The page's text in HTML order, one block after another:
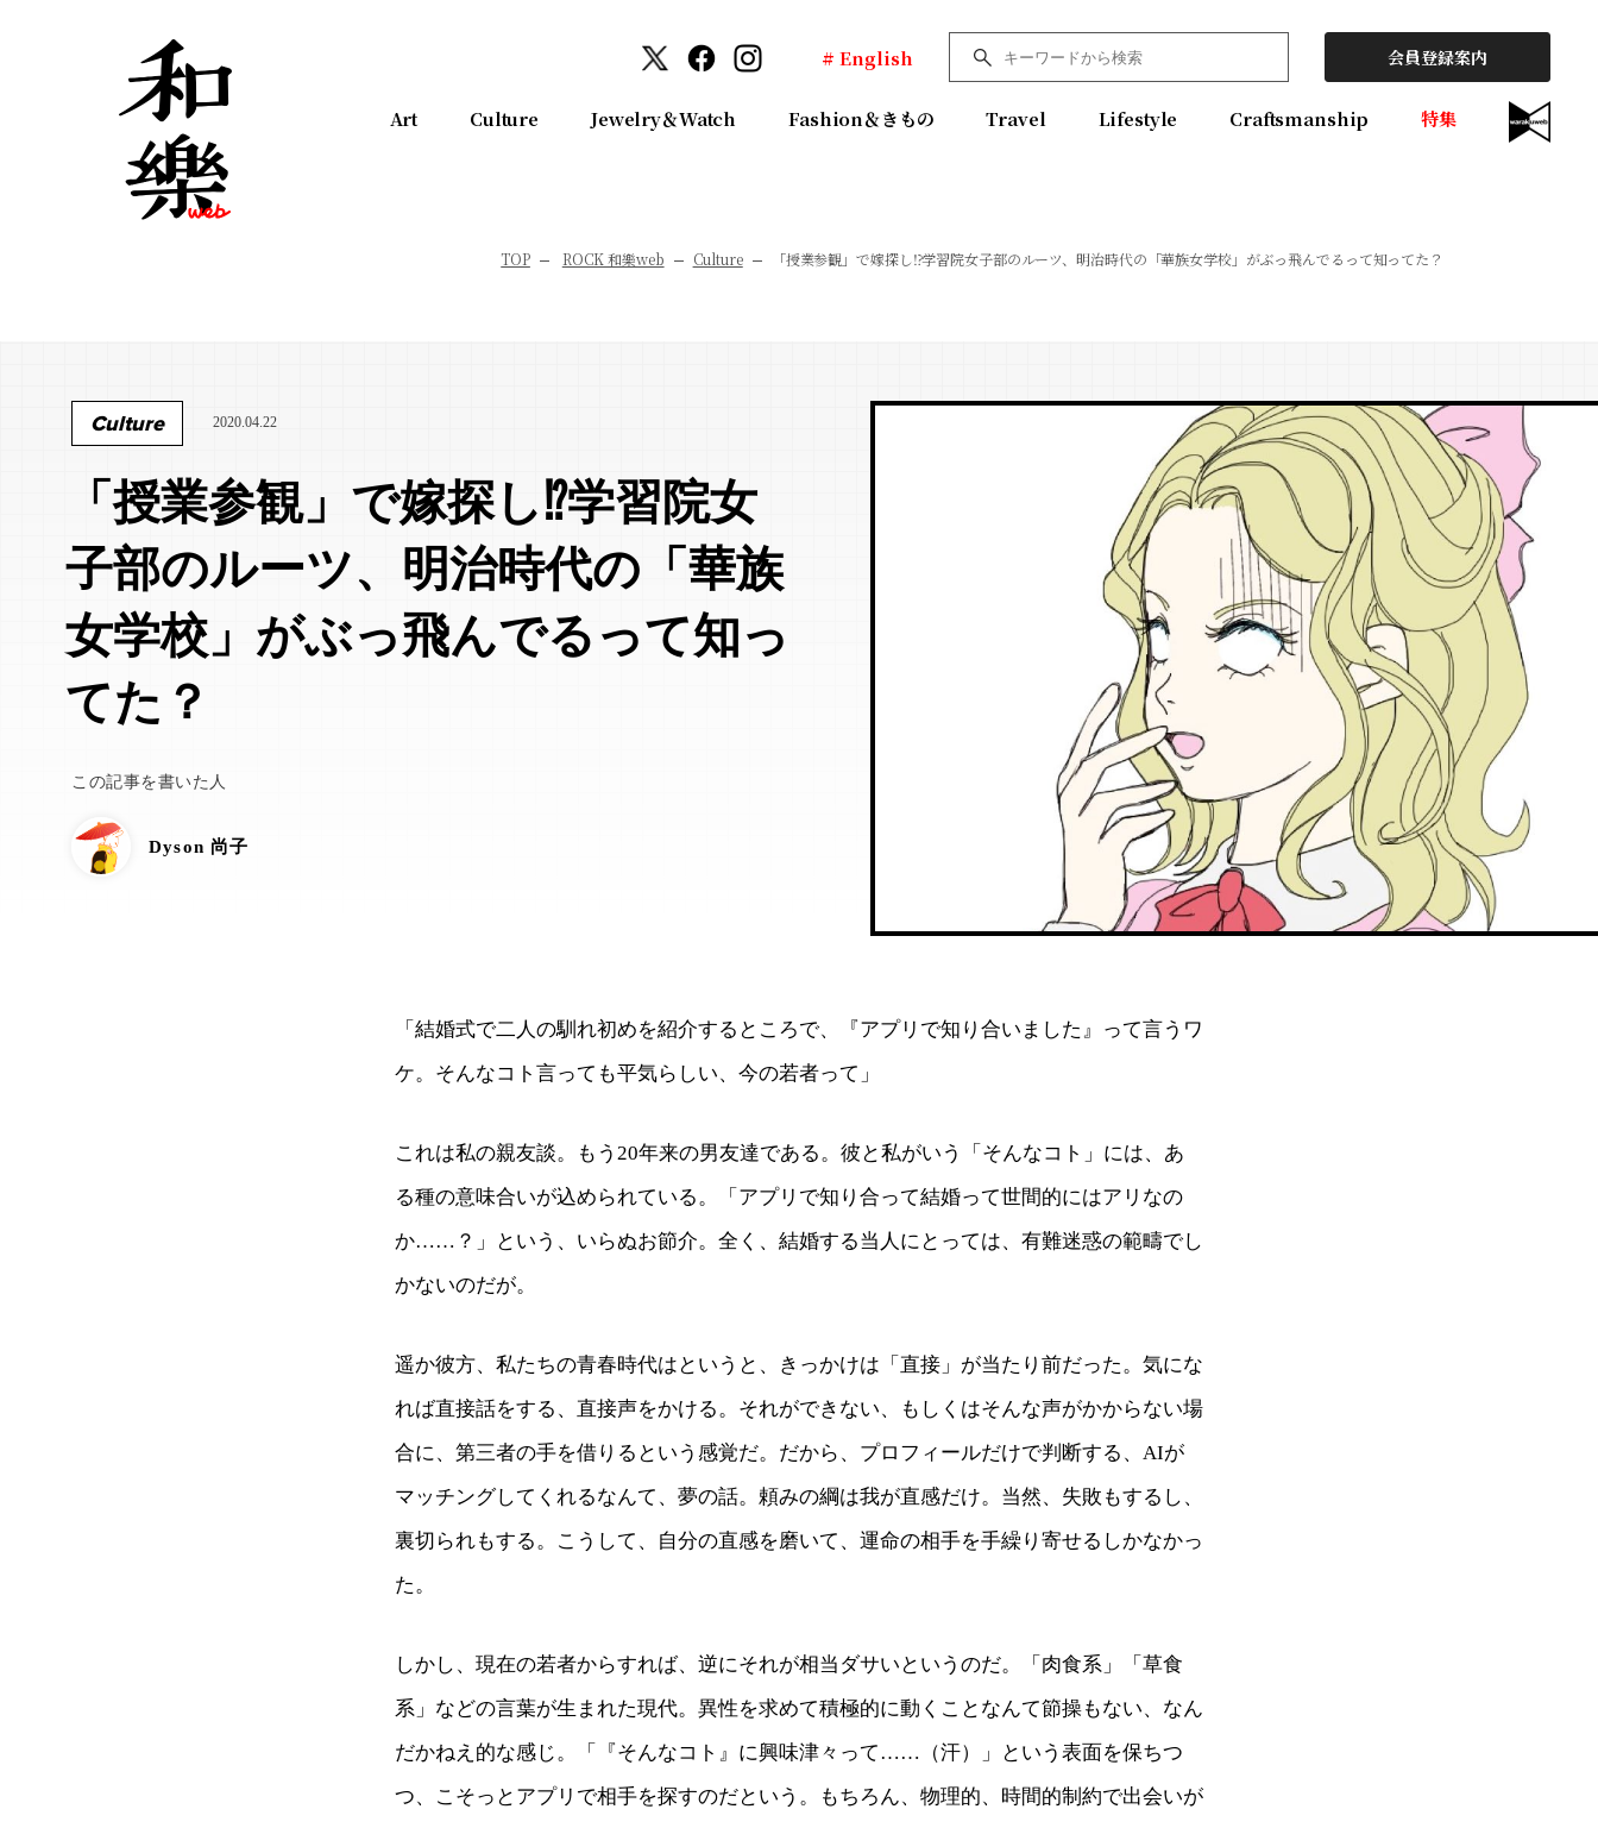
# English 会員登録案内
Art Culture Jewelry＆Watch Fashion＆きもの Travel Lifestyle Craftsmanship 特集
TOP ROCK 和樂web Culture 「授業参観」で嫁探し⁉︎学習院女子部のルーツ、明治時代の「華族女学校」がぶっ飛んでるって知ってた？
Culture 2020.04.22
「授業参観」で嫁探し⁉︎学習院女
子部のルーツ、明治時代の「華族
女学校」がぶっ飛んでるって知っ
てた？
この記事を書いた人
Dyson 尚子
「結婚式で二人の馴れ初めを紹介するところで、『アプリで知り合いました』って言うワ
ケ。そんなコト言っても平気らしい、今の若者って」
これは私の親友談。もう20年来の男友達である。彼と私がいう「そんなコト」には、あ
る種の意味合いが込められている。「アプリで知り合って結婚って世間的にはアリなの
か……？」という、いらぬお節介。全く、結婚する当人にとっては、有難迷惑の範疇でし
かないのだが。
遥か彼方、私たちの青春時代はというと、きっかけは「直接」が当たり前だった。気にな
れば直接話をする、直接声をかける。それができない、もしくはそんな声がかからない場
合に、第三者の手を借りるという感覚だ。だから、プロフィールだけで判断する、AIが
マッチングしてくれるなんて、夢の話。頼みの綱は我が直感だけ。当然、失敗もするし、
裏切られもする。こうして、自分の直感を磨いて、運命の相手を手繰り寄せるしかなかっ
た。
しかし、現在の若者からすれば、逆にそれが相当ダサいというのだ。「肉食系」「草食
系」などの言葉が生まれた現代。異性を求めて積極的に動くことなんて節操もない、なん
だかねえ的な感じ。「『そんなコト』に興味津々って……（汗）」という表面を保ちつ
つ、こそっとアプリで相手を探すのだという。もちろん、物理的、時間的制約で出会いが